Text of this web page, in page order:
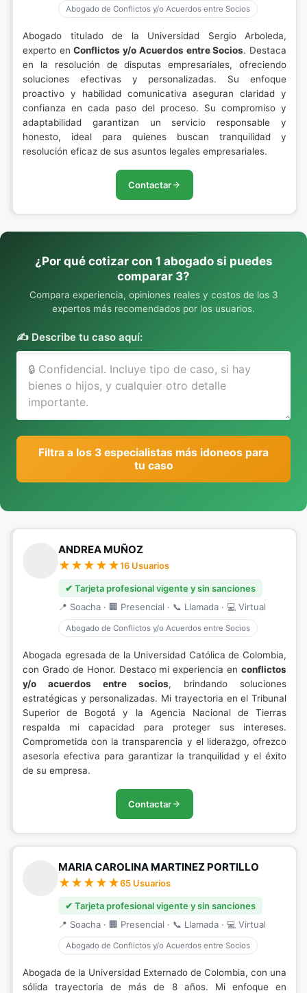
Abogado de Conflictos y/o Acuerdos entre Socios
Abogado titulado de la Universidad Sergio Arboleda,
experto enConflictos y/o Acuerdos entre Socios. Destaca
en la resolución de disputas empresariales, ofreciendo
soluciones efectivas y personalizadas. Su enfoque
proactivo y habilidad comunicativa aseguran claridad y
confianza en cada paso del proceso. Su compromiso y
adaptabilidad garantizan un servicio responsable y
honesto, ideal para quienes buscan tranquilidad y
resolución eficaz de sus asuntos legales empresariales.
Contactar
¿Por qué cotizar con 1 abogado si puedes
comparar 3?
Compara experiencia, opiniones reales y costos de los 3
expertos más recomendados por los usuarios.
✍️ Describe tu caso aquí:
Filtra a los 3 especialistas más idoneos para
tu caso
ANDREA MUÑOZ
16 Usuarios
✔ Tarjeta profesional vigente y sin sanciones
📍 Soacha · 🏢 Presencial · 📞 Llamada · 💻 Virtual
Abogado de Conflictos y/o Acuerdos entre Socios
Abogada egresada de la Universidad Católica de Colombia,
con Grado de Honor. Destaco mi experiencia en conflictos
y/o acuerdos entre socios, brindando soluciones
estratégicas y personalizadas. Mi trayectoria en el Tribunal
Superior de Bogotá y la Agencia Nacional de Tierras
respalda mi capacidad para proteger sus intereses.
Comprometida con la transparencia y el liderazgo, ofrezco
asesoría efectiva para garantizar la tranquilidad y el éxito
de su empresa.
Contactar
MARIA CAROLINA MARTINEZ PORTILLO
65 Usuarios
✔ Tarjeta profesional vigente y sin sanciones
📍 Soacha · 🏢 Presencial · 📞 Llamada · 💻 Virtual
Abogado de Conflictos y/o Acuerdos entre Socios
Abogada de la Universidad Externado de Colombia, con una
sólida trayectoria de más de 8 años. Mi enfoque en